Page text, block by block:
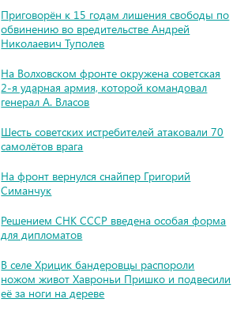
Приговорён к 15 годам лишения свободы по
обвинению во вредительстве Андрей
Николаевич Туполев
На Волховском фронте окружена советская
2-я ударная армия, которой командовал
генерал А. Власов
Шесть советских истребителей атаковали 70
самолётов врага
На фронт вернулся снайпер Григорий
Симанчук
Решением СНК СССР введена особая форма
для дипломатов
В селе Хрицик бандеровцы распороли
ножом живот Хавроньи Пришко и подвесили
её за ноги на дереве